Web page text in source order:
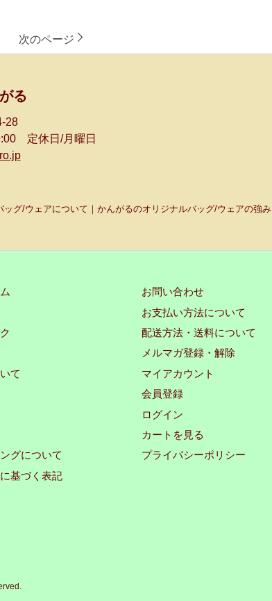
次のページ
る
28
定休日/月曜日
グ/ウェアについて｜かんがるのオリジナルバッグ/ウェアの強み
て
グについて
基づく表記
お問い合わせ
お支払い方法について
配送方法・送料について
メルマガ登録・解除
マイアカウント
会員登録
ログイン
カートを見る
プライバシーポリシー